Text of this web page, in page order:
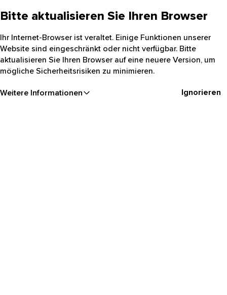
Bitte aktualisieren Sie Ihren Browser
Ihr Internet-Browser ist veraltet. Einige Funktionen unserer
Website sind eingeschränkt oder nicht verfügbar. Bitte
aktualisieren Sie Ihren Browser auf eine neuere Version, um
mögliche Sicherheitsrisiken zu minimieren.
Weitere Informationen Ignorieren